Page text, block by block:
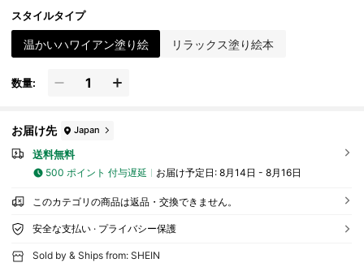
心者向け、リラックスした塗り絵や誕生日、ホリデー
パーティーのギフトに最適! アート用品/居心地の良い
夏の美学/塗り絵
スタイルタイプ
温かいハワイアン塗り絵 リラックス塗り絵本
数量:
お届け先 Japan
送料無料
500 ポイント 付与遅延 お届け予定日: 8月14日 - 8月16日
このカテゴリの商品は返品・交換できません。
安全な支払い · プライバシー保護
Sold by & Ships from: SHEIN